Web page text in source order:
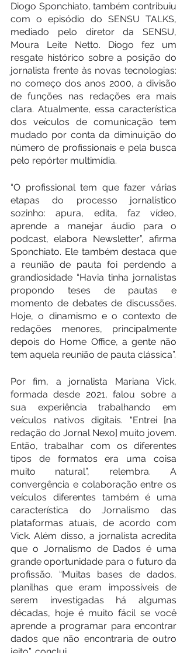
Diogo Sponchiato, também contribuiu
com o episódio do SENSU TALKS,
mediado pelo diretor da SENSU,
Moura Leite Netto. Diogo fez um
resgate histórico sobre a posição do
jornalista frente às novas tecnologias:
no começo dos anos 2000, a divisão
de funções nas redações era mais
clara. Atualmente, essa característica
dos veículos de comunicação tem
mudado por conta da diminuição do
número de profissionais e pela busca
pelo repórter multimídia.
“O profissional tem que fazer várias
etapas do processo jornalístico
sozinho: apura, edita, faz vídeo,
aprende a manejar áudio para o
podcast, elabora Newsletter”, afirma
Sponchiato. Ele também destaca que
a reunião de pauta foi perdendo a
grandiosidade “Havia tinha jornalistas
propondo teses de pautas e
momento de debates de discussões.
Hoje, o dinamismo e o contexto de
redações menores, principalmente
depois do Home Office, a gente não
Por fim, a jornalista Mariana Vick,
formada desde 2021, falou sobre a
sua experiência trabalhando em
veículos nativos digitais. “Entrei [na
redação do Jornal Nexo] muito jovem.
Então, trabalhar com os diferentes
tipos de formatos era uma coisa
muito natural”, relembra. A
convergência e colaboração entre os
veículos diferentes também é uma
característica do Jornalismo das
plataformas atuais, de acordo com
Vick. Além disso, a jornalista acredita
que o Jornalismo de Dados é uma
grande oportunidade para o futuro da
profissão. “Muitas bases de dados,
planilhas que eram impossíveis de
serem investigadas há algumas
décadas, hoje é muito fácil se você
aprende a programar para encontrar
dados que não encontraria de outro